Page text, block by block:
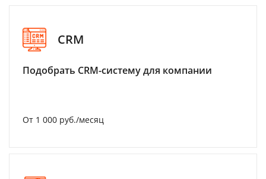
CRM
Подобрать CRM-систему для компании
От 1 000 руб./месяц